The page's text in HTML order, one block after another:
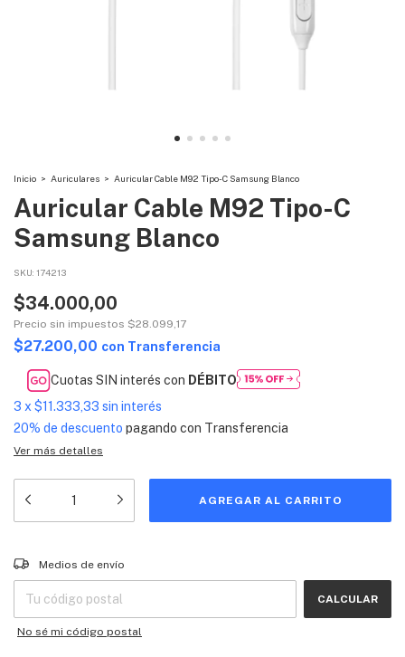
Inicio > Auriculares > Auricular Cable M92 Tipo-C Samsung Blanco
Auricular Cable M92 Tipo-C
Samsung Blanco
SKU: 174213
$34.000,00
Precio sin impuestos $28.099,17
$27.200,00 con Transferencia
Cuotas SIN interés con DÉBITO
3 x $11.333,33 sin interés
20% de descuento pagando con Transferencia
Ver más detalles
Entregas para el CP:
Medios de envío
CALCULAR
No sé mi código postal